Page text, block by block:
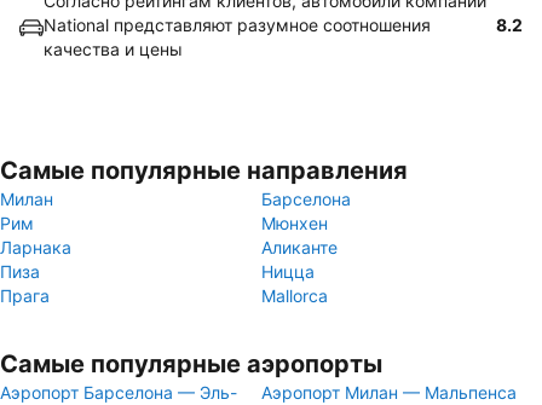
National представляют разумное соотношения
качества и цены
8.2
Самые популярные направления
Милан
Барселона
Рим
Мюнхен
Ларнака
Аликанте
Пиза
Ницца
Прага
Mallorca
Самые популярные аэропорты
Аэропорт Барселона — Эль-
Аэропорт Милан — Мальпенса